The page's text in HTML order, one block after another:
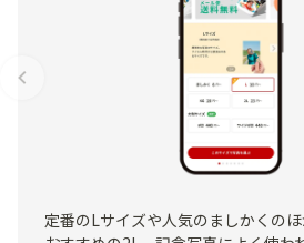
定番のLサイズや人気のましかくの